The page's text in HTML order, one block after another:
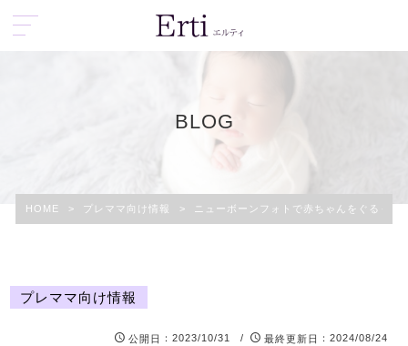
BLOG
HOME > プレママ向け情報 > ニューボーンフォトで赤ちゃんをぐるぐ
プレママ向け情報
公開日 ：2023/10/31 / 最終更新日 ：2024/08/24